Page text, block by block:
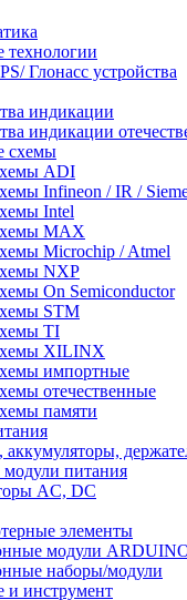
технологии
Глонасс устройства
индикации
индикации
схемы
ADI
Infineon / IR /
Intel
MAX
Microchip / Atmel
NXP
On Semiconductor
STM
TI
XILINX
импортные
отечественные
памяти
аккумуляторы,
питания
AC, DC
элементы
модули
наборы/модули
и инструмент